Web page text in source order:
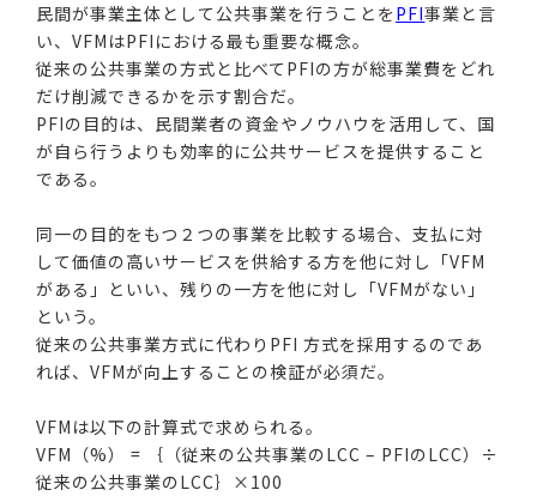
民間が事業主体として公共事業を行うことをPFI事業と言
い、VFMはPFIにおける最も重要な概念。
従来の公共事業の方式と比べてPFIの方が総事業費をどれ
だけ削減できるかを示す割合だ。
PFIの目的は、民間業者の資金やノウハウを活用して、国
が自ら行うよりも効率的に公共サービスを提供すること
である。
同一の目的をもつ２つの事業を比較する場合、支払に対
して価値の高いサービスを供給する方を他に対し「VFM
がある」といい、残りの一方を他に対し「VFMがない」
という。
従来の公共事業方式に代わりPFI 方式を採用するのであ
れば、VFMが向上することの検証が必須だ。
VFMは以下の計算式で求められる。
VFM（%） = ｛（従来の公共事業のLCC – PFIのLCC）÷
従来の公共事業のLCC｝×100